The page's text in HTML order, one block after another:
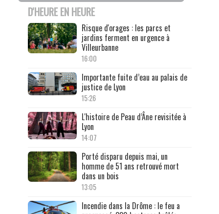
D'HEURE EN HEURE
Risque d'orages : les parcs et
jardins ferment en urgence à
Villeurbanne
16:00
Importante fuite d’eau au palais de
justice de Lyon
15:26
L'histoire de Peau d’Âne revisitée à
Lyon
14:07
Porté disparu depuis mai, un
homme de 51 ans retrouvé mort
dans un bois
13:05
Incendie dans la Drôme : le feu a